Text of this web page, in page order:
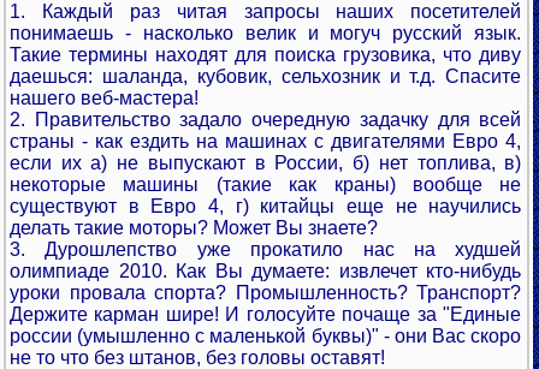
1. Каждый раз читая запросы наших посетителей
понимаешь - насколько велик и могуч русский язык.
Такие термины находят для поиска грузовика, что диву
даешься: шаланда, кубовик, сельхозник и т.д. Спасите
нашего веб-мастера!
2. Правительство задало очередную задачку для всей
страны - как ездить на машинах с двигателями Евро 4,
если их а) не выпускают в России, б) нет топлива, в)
некоторые машины (такие как краны) вообще не
существуют в Евро 4, г) китайцы еще не научились
делать такие моторы? Может Вы знаете?
3. Дурошлепство уже прокатило нас на худшей
олимпиаде 2010. Как Вы думаете: извлечет кто-нибудь
уроки провала спорта? Промышленность? Транспорт?
Держите карман шире! И голосуйте почаще за "Единые
россии (умышленно с маленькой буквы)" - они Вас скоро
не то что без штанов, без головы оставят!